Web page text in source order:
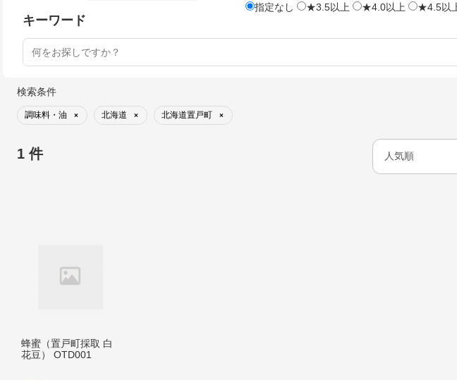
指定なし ★3.5以上 ★4.0以上 ★4.5以
キーワード
検索条件
調味料・油 × 北海道 × 北海道置戸町 ×
1 件
蜂蜜（置戸町採取 白
花豆） OTD001